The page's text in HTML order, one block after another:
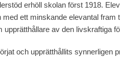
erhöll skolan först 1918.
ett minskande elevantal fram
av den livskraftiga
och upprätthållits synnerligen